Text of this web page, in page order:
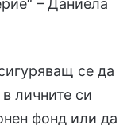
– Даниела
се да
личните си
фонд или да